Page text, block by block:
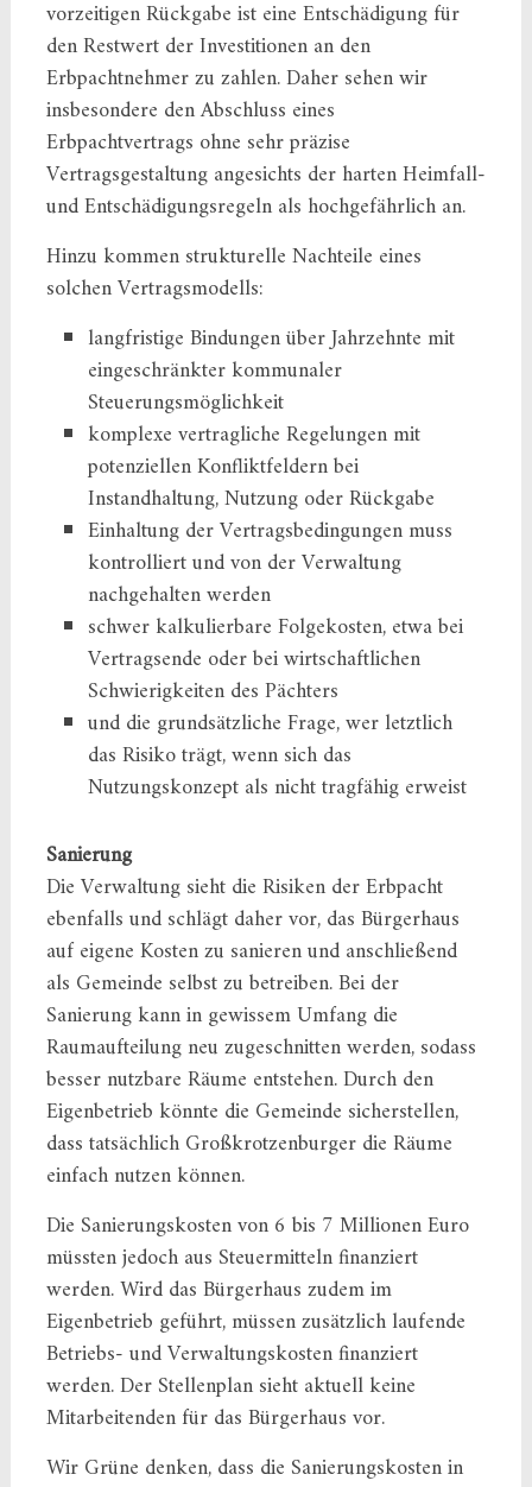
vorzeitigen Rückgabe ist eine Entschädigung für
den Restwert der Investitionen an den
Erbpachtnehmer zu zahlen. Daher sehen wir
insbesondere den Abschluss eines
Erbpachtvertrags ohne sehr präzise
Vertragsgestaltung angesichts der harten Heimfall-
und Entschädigungsregeln als hochgefährlich an.
Hinzu kommen strukturelle Nachteile eines
solchen Vertragsmodells:
langfristige Bindungen über Jahrzehnte mit
eingeschränkter kommunaler
Steuerungsmöglichkeit
komplexe vertragliche Regelungen mit
potenziellen Konfliktfeldern bei
Instandhaltung, Nutzung oder Rückgabe
Einhaltung der Vertragsbedingungen muss
kontrolliert und von der Verwaltung
nachgehalten werden
schwer kalkulierbare Folgekosten, etwa bei
Vertragsende oder bei wirtschaftlichen
Schwierigkeiten des Pächters
und die grundsätzliche Frage, wer letztlich
das Risiko trägt, wenn sich das
Nutzungskonzept als nicht tragfähig erweist
Sanierung
Die Verwaltung sieht die Risiken der Erbpacht
ebenfalls und schlägt daher vor, das Bürgerhaus
auf eigene Kosten zu sanieren und anschließend
als Gemeinde selbst zu betreiben. Bei der
Sanierung kann in gewissem Umfang die
Raumaufteilung neu zugeschnitten werden, sodass
besser nutzbare Räume entstehen. Durch den
Eigenbetrieb könnte die Gemeinde sicherstellen,
dass tatsächlich Großkrotzenburger die Räume
einfach nutzen können.
Die Sanierungskosten von 6 bis 7 Millionen Euro
müssten jedoch aus Steuermitteln finanziert
werden. Wird das Bürgerhaus zudem im
Eigenbetrieb geführt, müssen zusätzlich laufende
Betriebs- und Verwaltungskosten finanziert
werden. Der Stellenplan sieht aktuell keine
Mitarbeitenden für das Bürgerhaus vor.
Wir Grüne denken, dass die Sanierungskosten in